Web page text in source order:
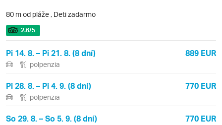
80 m od pláže , Deti zadarmo
2.6/5
Pi 14. 8. – Pi 21. 8. (8 dní) 889 EUR
polpenzia
Pi 28. 8. – Pi 4. 9. (8 dní) 770 EUR
polpenzia
So 29. 8. – So 5. 9. (8 dní) 770 EUR